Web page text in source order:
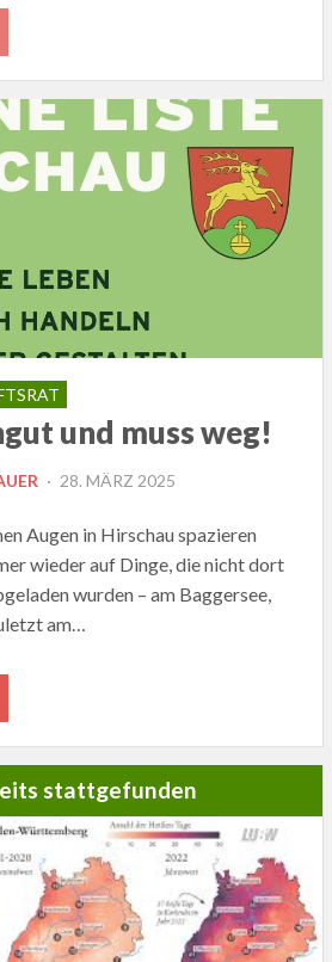
und muss weg!
POSTED
28. MÄRZ 2025
Augen in Hirschau spazieren
wieder auf Dinge, die nicht dort
wurden – am Baggersee,
am…
stattgefunden